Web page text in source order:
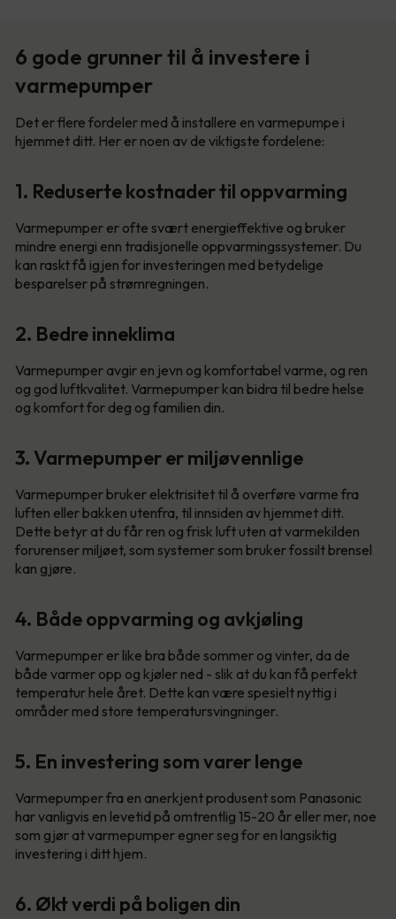
6 gode grunner til å investere i
varmepumper
Det er flere fordeler med å installere en varmepumpe i
hjemmet ditt. Her er noen av de viktigste fordelene:
1. Reduserte kostnader til oppvarming
Varmepumper er ofte svært energieffektive og bruker
mindre energi enn tradisjonelle oppvarmingssystemer. Du
kan raskt få igjen for investeringen med betydelige
besparelser på strømregningen.
2. Bedre inneklima
Varmepumper avgir en jevn og komfortabel varme, og ren
og god luftkvalitet. Varmepumper kan bidra til bedre helse
og komfort for deg og familien din.
3. Varmepumper er miljøvennlige
Varmepumper bruker elektrisitet til å overføre varme fra
luften eller bakken utenfra, til innsiden av hjemmet ditt.
Dette betyr at du får ren og frisk luft uten at varmekilden
forurenser miljøet, som systemer som bruker fossilt brensel
kan gjøre.
4. Både oppvarming og avkjøling
Varmepumper er like bra både sommer og vinter, da de
både varmer opp og kjøler ned - slik at du kan få perfekt
temperatur hele året. Dette kan være spesielt nyttig i
områder med store temperatursvingninger.
5. En investering som varer lenge
Varmepumper fra en anerkjent produsent som Panasonic
har vanligvis en levetid på omtrentlig 15-20 år eller mer, noe
som gjør at varmepumper egner seg for en langsiktig
investering i ditt hjem.
6. Økt verdi på boligen din